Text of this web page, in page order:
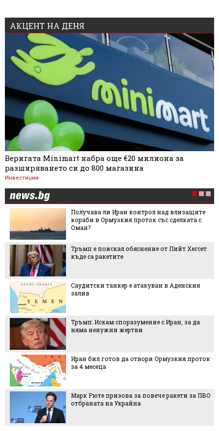
АКЦЕНТ НА ДЕНЯ
Веригата Minimart набра още €20 милиона за
разширяването си до 800 магазина
Инвестиции
Получава ли Иран контрол над влизащите
кораби в Ормузкия проток със сделката с
Оман?
Тръмп е поискал обяснение от Пийт Хегсет
къде са ракетите
Саудитски танкер е атакуван в Аденския
залив
Тръмп: Искам споразумение с Иран, за да
няма ненужни жертви
Иран бил готов да отвори Ормузкия проток
за 4 месеца
Марк Рюте призова за повече ракети за ПВО
отбраната на Украйна